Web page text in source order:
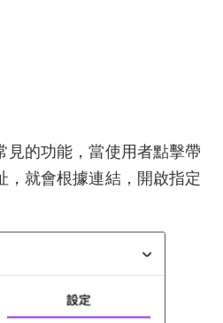
見的功能，當使用者點擊帶
，就會根據連結，開啟指定